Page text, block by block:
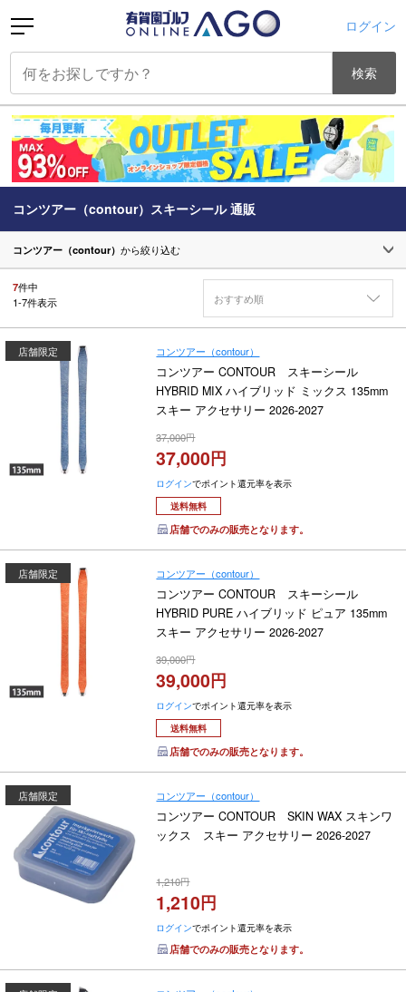
ログイン
検索
コンツアー（contour）スキーシール 通販
コンツアー（contour） から絞り込む
7件中
1-7件表示 おすすめ順
店舗限定 コンツアー（contour）
コンツアー CONTOUR スキーシール
HYBRID MIX ハイブリッド ミックス 135mm
スキー アクセサリー 2026-2027
37,000
37,000
ログインでポイント還元率を表示
送料無料
店舗でのみの販売となります。
店舗限定 コンツアー（contour）
コンツアー CONTOUR スキーシール
HYBRID PURE ハイブリッド ピュア 135mm
スキー アクセサリー 2026-2027
39,000
39,000
ログインでポイント還元率を表示
送料無料
店舗でのみの販売となります。
店舗限定 コンツアー（contour）
コンツアー CONTOUR SKIN WAX スキンワ
ックス スキー アクセサリー 2026-2027
1,210
1,210
ログインでポイント還元率を表示
店舗でのみの販売となります。